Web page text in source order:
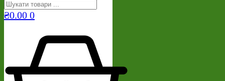
₴0.00 0